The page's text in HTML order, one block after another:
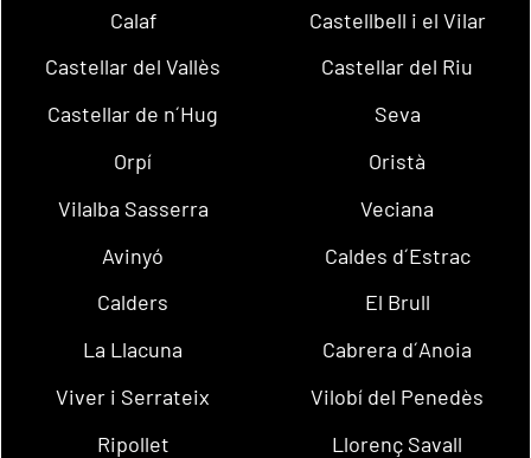
Calaf
Castellbell i el Vilar
Castellar del Vallès
Castellar del Riu
Castellar de n´Hug
Seva
Orpí
Oristà
Vilalba Sasserra
Veciana
Avinyó
Caldes d´Estrac
Calders
El Brull
La Llacuna
Cabrera d´Anoia
Viver i Serrateix
Vilobí del Penedès
Ripollet
Llorenç Savall